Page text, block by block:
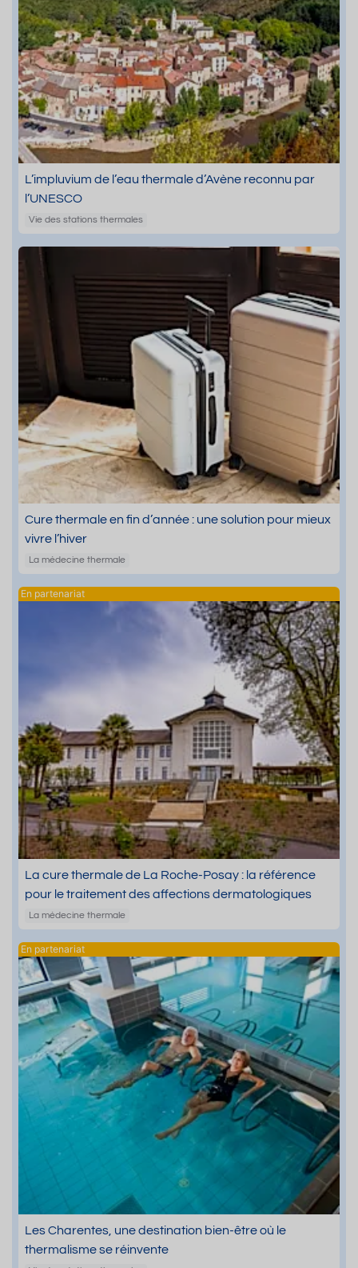
L’impluvium de l’eau thermale d’Avène reconnu par
l’UNESCO
Vie des stations thermales
Cure thermale en fin d’année : une solution pour mieux
vivre l’hiver
La médecine thermale
La cure thermale de La Roche-Posay : la référence
pour le traitement des affections dermatologiques
La médecine thermale
Les Charentes, une destination bien-être où le
thermalisme se réinvente